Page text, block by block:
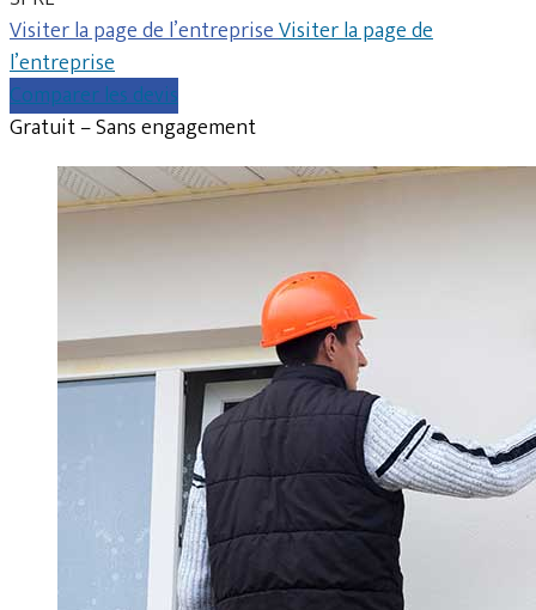
Visiter la page de l’entrepriseVisiter la page de
l’entreprise
Comparer les devis
Gratuit – Sans engagement